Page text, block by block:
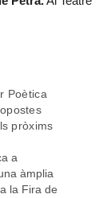
Poètica
pròxims
a
àmplia
la Fira de